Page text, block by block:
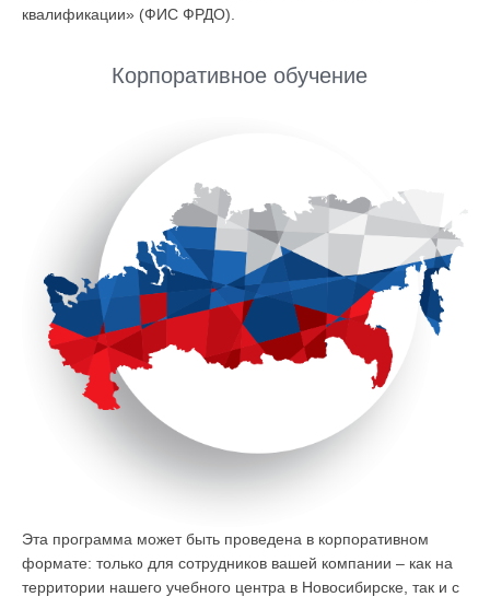
квалификации» (ФИС ФРДО).
Корпоративное обучение
Эта программа может быть проведена в корпоративном
формате: только для сотрудников вашей компании – как на
территории нашего учебного центра в Новосибирске, так и с